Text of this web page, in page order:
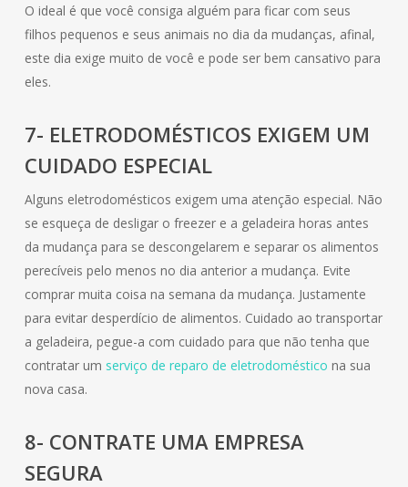
O ideal é que você consiga alguém para ficar com seus
filhos pequenos e seus animais no dia da mudanças, afinal,
este dia exige muito de você e pode ser bem cansativo para
eles.
7- ELETRODOMÉSTICOS EXIGEM UM
CUIDADO ESPECIAL
Alguns eletrodomésticos exigem uma atenção especial. Não
se esqueça de desligar o freezer e a geladeira horas antes
da mudança para se descongelarem e separar os alimentos
perecíveis pelo menos no dia anterior a mudança. Evite
comprar muita coisa na semana da mudança. Justamente
para evitar desperdício de alimentos. Cuidado ao transportar
a geladeira, pegue-a com cuidado para que não tenha que
contratar um serviço de reparo de eletrodoméstico na sua
nova casa.
8- CONTRATE UMA EMPRESA
SEGURA